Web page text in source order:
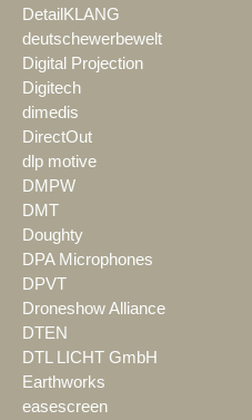
DetailKLANG
deutschewerbewelt
Digital Projection
Digitech
dimedis
DirectOut
dlp motive
DMPW
DMT
Doughty
DPA Microphones
DPVT
Droneshow Alliance
DTEN
DTL LICHT GmbH
Earthworks
easescreen